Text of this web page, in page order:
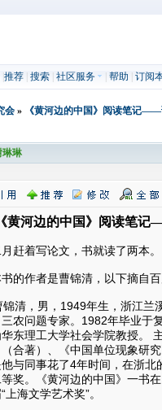
推荐| 搜索| 社区服务 帮助 订阅
会» 《黄河边的中国》阅读笔记
琳
黄河边的中国》阅读笔
赶着写论文，书就读了两本
的作者是曹锦清，以下摘自
清，男，1949年生，浙江兰
农问题专家。1982年毕业于
东理工大学社会学院教授。
合著）、《中国单位现象研
与同事花了4年时间，在浙
奖。《黄河边的中国》一书
“上海文学艺术奖”。